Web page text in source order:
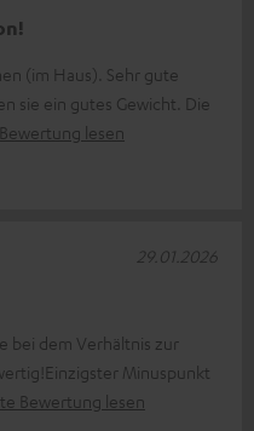
(im Haus). Sehr gute
sie ein gutes Gewicht. Die
lesen
bei dem Verhältnis zur
Minuspunkt
Bewertung lesen
29.01.2026